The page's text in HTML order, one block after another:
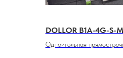
DOLLOR B1A-4G-S-
Одноигольная